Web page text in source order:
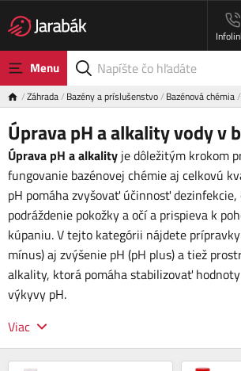
Menu
Záhrada Bazény a príslušenstvo Bazénová chémia
Úprava pH a alkality vody v
Úprava pH a alkality je dôležitým krokom
fungovanie bazénovej chémie aj celkovú
pH pomáha zvyšovať účinnosť dezinfekcie,
podráždenie pokožky a očí a prispieva k
kúpaniu. V tejto kategórii nájdete
mínus) aj zvýšenie pH (pH plus) a tiež
alkality, ktorá pomáha stabilizovať
výkyvy pH.
Viac